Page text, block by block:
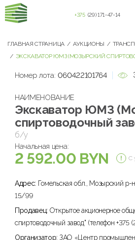
+375 (29) 171-47-14
ГЛАВНАЯ СТРАНИЦА АУКЦИОНЫ
ЭКСКАВАТОР ЮМЗ (МОЗЫРСКИЙ
Номер лота: 060422101764
НАИМЕНОВАНИЕ
Экскаватор ЮМЗ
спиртоводочный
б/у
Начальная цена:
2 592.00 BYN С
Адрес: Гомельская обл., Мозырский
15/99
Продавец: Открытое акционерное
спиртоводочный завод" (телефон +375
Организатор: ЗАО «Центр